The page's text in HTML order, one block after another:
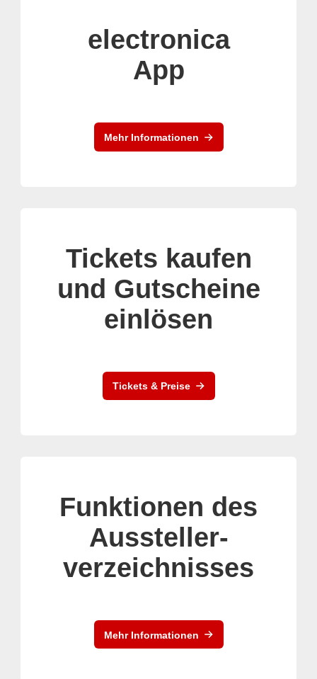
electronica
App
Mehr Informationen
Tickets kaufen
und Gutscheine
einlösen
Tickets & Preise
Funktionen des
Aussteller-
verzeichnisses
Mehr Informationen